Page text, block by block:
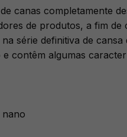
canas completamente
de produtos, a fim
série definitiva de
contêm algumas